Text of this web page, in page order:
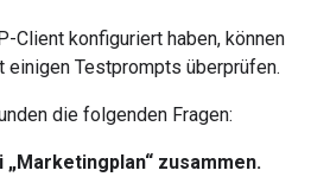
Client konfiguriert haben, können
einigen Testprompts überprüfen.
die folgenden Fragen:
„Marketingplan“ zusammen.